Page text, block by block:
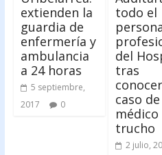
extienden la
guardia de
enfermería y
ambulancia
a 24 horas
5 septiembre,
2017
0
todo el
del
tras
caso
médico
trucho
2 julio,